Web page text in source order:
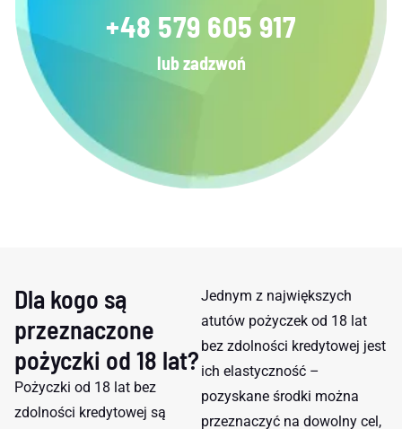
+48 579 605 917
lub zadzwoń
Dla kogo są
przeznaczone
pożyczki od 18 lat?
Pożyczki od 18 lat bez
zdolności kredytowej są
Jednym z największych
atutów pożyczek od 18 lat
bez zdolności kredytowej jest
ich elastyczność –
pozyskane środki można
przeznaczyć na dowolny cel,